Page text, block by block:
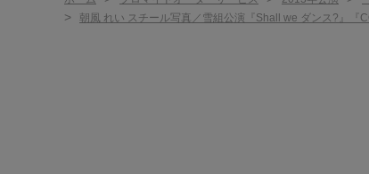
> 朝風 れい スチール写真／雪組公演『Shall we ダンス?』『